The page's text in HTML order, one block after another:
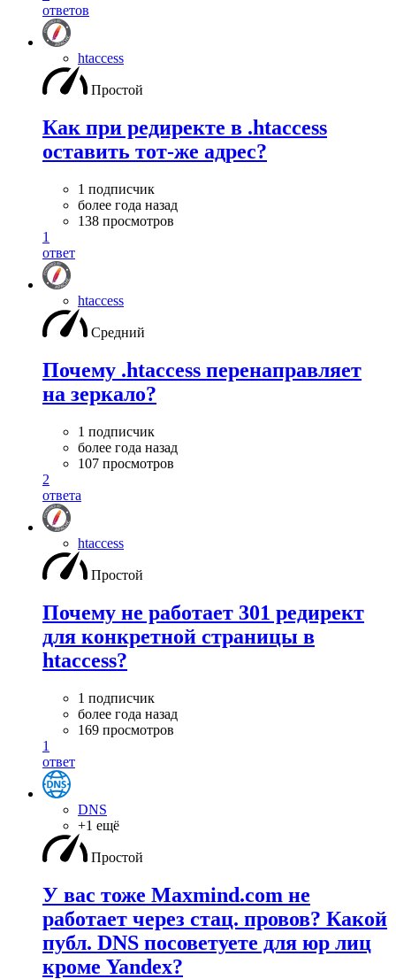
ответов
htaccess
Простой
Как при редиректе в .htaccess
оставить тот-же адрес?
1 подписчик
более года назад
138 просмотров
1
ответ
htaccess
Средний
Почему .htaccess перенаправляет
на зеркало?
1 подписчик
более года назад
107 просмотров
2
ответа
htaccess
Простой
Почему не работает 301 редирект
для конкретной страницы в
htaccess?
1 подписчик
более года назад
169 просмотров
1
ответ
DNS
+1 ещё
Простой
У вас тоже Maxmind.com не
работает через стац. провов? Какой
публ. DNS посоветуете для юр лиц
кроме Yandex?